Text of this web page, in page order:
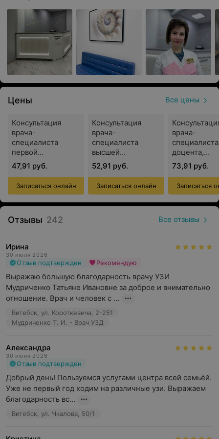
Оснащение
Правильная диагностика — главный этап в
выявлении проблем со здоровьем. Кабинеты
центра оснащены современным оборудованием
экспертного класса. Новые технологии в
сочетании с опытом врачей позволяют поставить
верный диагноз.
Услуги медицинского центра «Золотое сечение» на
Короткевича:
гинекология:
— консультация
— кольпоскопия
— ультразвуковое исследование органов малого таза
— забор мазков
— подбор оптимального размера пессария
ультразвуковая диагностика:
— почек и надпочечников
— мочевого пузыря
— молочных желез
— предстательной железы, мошонки
— органов малого таза
— лимфатических узлов взрослым и детям
— мягких тканей
— плода в I, II, III триместрах беременности
— сосудов
— слюнных желез
косметология:
— SMAS-лифтинг
— мезотерапия
— биоревитализация
Цены Все цены
Консультация
врача-
специалиста
первой
квалификационной
категории
(акушер-
гинеколог)
47,91 руб.
Записаться онлайн
Консультация
врача-
специалиста
высшей
квалификационной
категории
(акушер-
гинеколог)
52,91 руб.
Записаться онлайн
врача-
доцента,
кандидата
(акушер-
гинеколог)
73,91 руб.
Записаться
Отзывы 242 Все отзывы
Ирина
30 июля 2026
Отзыв подтвержден Рекомендую
Выражаю большую благодарность врачу УЗИ
Мудриченко Татьяне Ивановне за доброе и внимательно
отношение. Врач и человек с ...
Витебск, ул. Короткевича, 2-251
Мудриченко Т. И. - Врач УЗД
Александра
30 июня 2026
Отзыв подтвержден
Добрый день! Пользуемся услугами центра всей семьёй.
Уже не первый год ходим на различные узи. Выражаем
благодарность вс...
Витебск, ул. Чкалова, 50/1